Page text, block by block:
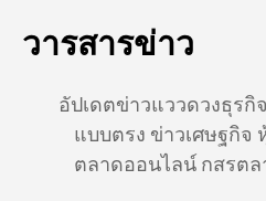
วารสารข่าว
อัปเดตข่าวแววดวงธุร
แบบตรง ข่าวเศษฐกิจ
ตลาดออนไลน์ กสรต